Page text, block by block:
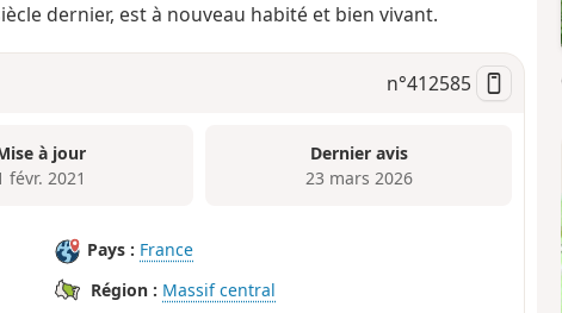
dernier, est à nouveau habité et bien vivant.
n°412585
à jour
févr. 2021
Dernier avis
23 mars 2026
Pays : France
Région : Massif central